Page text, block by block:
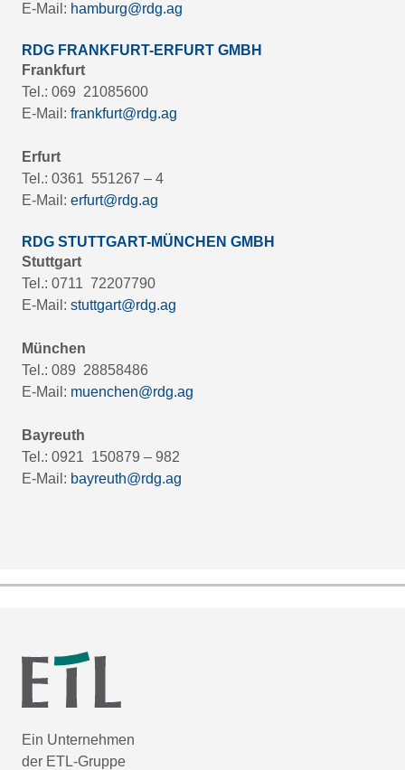
E-Mail: hamburg@rdg.ag
RDG FRANKFURT-ERFURT GMBH
Frankfurt
Tel.: 069 21085600
E-Mail: frankfurt@rdg.ag
Erfurt
Tel.: 0361 551267 – 4
E-Mail: erfurt@rdg.ag
RDG STUTTGART-MÜNCHEN GMBH
Stuttgart
Tel.: 0711 72207790
E-Mail: stuttgart@rdg.ag
München
Tel.: 089 28858486
E-Mail: muenchen@rdg.ag
Bayreuth
Tel.: 0921 150879 – 982
E-Mail: bayreuth@rdg.ag
Ein Unternehmen
der ETL-Gruppe